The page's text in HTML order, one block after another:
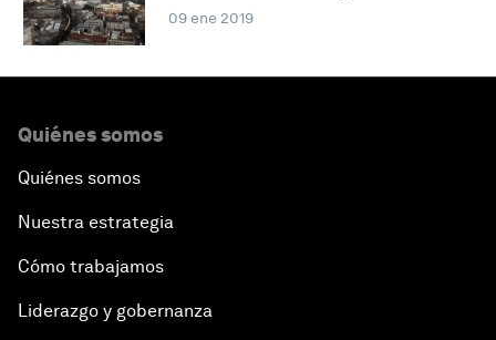
09 ene 2019
Quiénes somos
Quiénes somos
Nuestra estrategia
Cómo trabajamos
Liderazgo y gobernanza